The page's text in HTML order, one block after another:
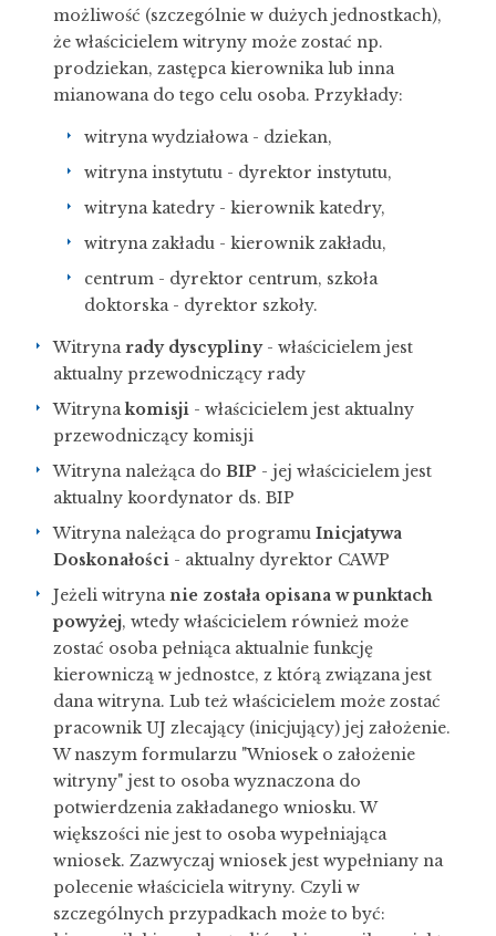
możliwość (szczególnie w dużych jednostkach),
że właścicielem witryny może zostać np.
prodziekan, zastępca kierownika lub inna
mianowana do tego celu osoba. Przykłady:
witryna wydziałowa - dziekan,
witryna instytutu - dyrektor instytutu,
witryna katedry - kierownik katedry,
witryna zakładu - kierownik zakładu,
centrum - dyrektor centrum, szkoła
doktorska - dyrektor szkoły.
Witrynarady dyscypliny- właścicielem jest
aktualny przewodniczący rady
Witrynakomisji - właścicielem jest aktualny
przewodniczący komisji
Witryna należąca do BIP - jej właścicielem jest
aktualny koordynator ds. BIP
Witryna należąca do programu Inicjatywa
Doskonałości - aktualny dyrektor CAWP
Jeżeli witrynanie została opisana w punktach
powyżej, wtedy właścicielem również może
zostać osoba pełniąca aktualnie funkcję
kierowniczą w jednostce, z którą związana jest
dana witryna. Lub też właścicielem może zostać
pracownik UJ zlecający (inicjujący) jej założenie.
W naszym formularzu "Wniosek o założenie
witryny" jest to osoba wyznaczona do
potwierdzenia zakładanego wniosku. W
większości nie jest to osoba wypełniająca
wniosek. Zazwyczaj wniosek jest wypełniany na
polecenie właściciela witryny. Czyli w
szczególnych przypadkach może to być: